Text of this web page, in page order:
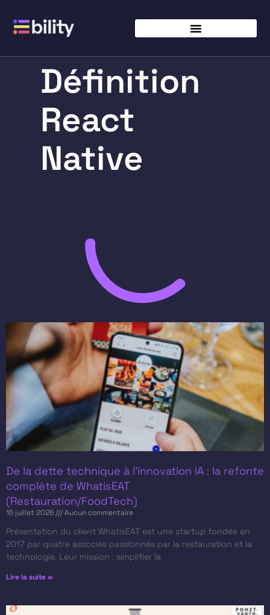
Définition
React
Native
De la dette technique à l’innovation IA : la refonte
complète de WhatisEAT
(Restauration/FoodTech)
15 juillet 2026 Aucun commentaire
Présentation du client​ WhatisEAT est une startup fondée en
2017 par quatre associés passionnés par la restauration et la
technologie. Leur mission : simplifier la
Lire la suite »